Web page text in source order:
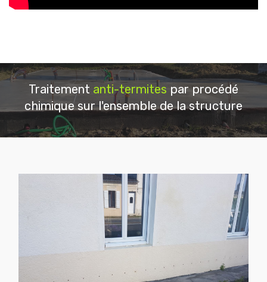
Traitement anti-termites par procédé
chimique sur l'ensemble de la structure